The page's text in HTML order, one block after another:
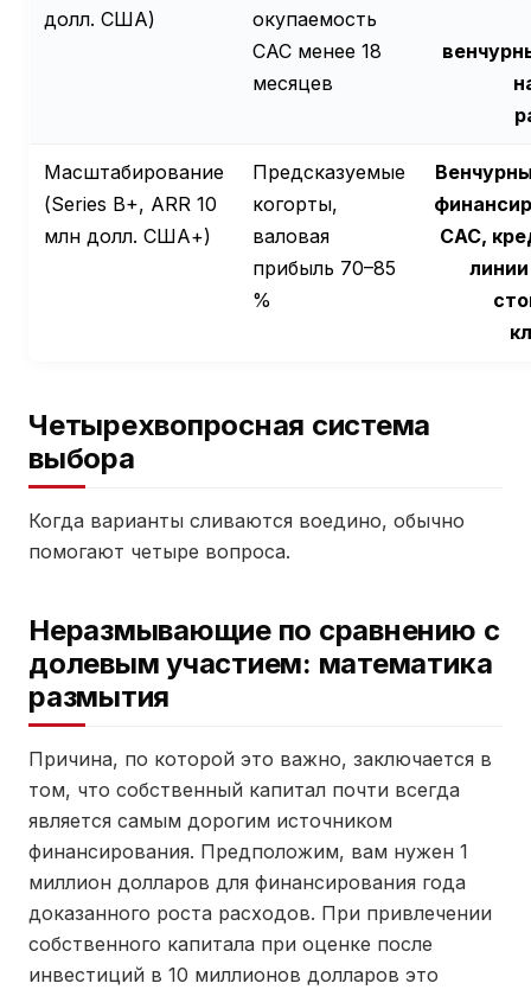
долл. США)
окупаемость
CAC менее 18
месяцев
Масштабирование
(Series B+, ARR 10
млн долл. США+)
Предсказуемые
когорты,
валовая
прибыль 70–85
%
CAC,
Четырехвопросная система
выбора
Когда варианты сливаются воедино, обычно
помогают четыре вопроса.
Неразмывающие по сравнению с
долевым участием: математика
размытия
Причина, по которой это важно, заключается в
том, что собственный капитал почти всегда
является самым дорогим источником
финансирования. Предположим, вам нужен 1
миллион долларов для финансирования года
доказанного роста расходов. При привлечении
собственного капитала при оценке после
инвестиций в 10 миллионов долларов это